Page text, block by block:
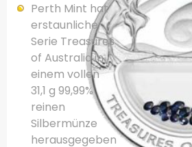
Perth Mint hat
erstaunliche
Serie Treasures
of Australia in
einem vollen
31,1 g 99,99%
reinen
Silbermünze
herausgegeben